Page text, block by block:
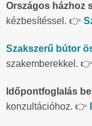
Országos házhoz
kézbesítéssel. 👉
Szakszerű bútor
szakemberekkel. 👉
Időpontfoglalás
konzultációhoz. 👉